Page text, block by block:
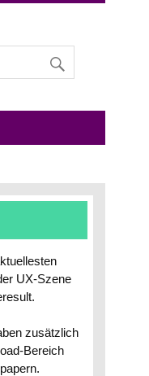
Themen
UX-Szene
zusätzlich
Bereich